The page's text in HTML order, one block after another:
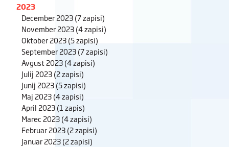
2023
December 2023(7 zapisi)
November 2023(4 zapisi)
Oktober 2023(5 zapisi)
September 2023(7 zapisi)
Avgust 2023(4 zapisi)
Julij 2023(2 zapisi)
Junij 2023(5 zapisi)
Maj 2023(4 zapisi)
April 2023(1 zapis)
Marec 2023(4 zapisi)
Februar 2023(2 zapisi)
Januar 2023(2 zapisi)